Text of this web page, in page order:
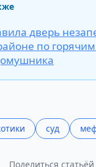
дверь
по
суд
Поделиться статьёй